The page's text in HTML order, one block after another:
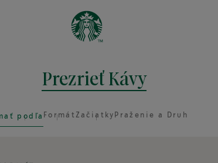
Prezrieť Kávy
podľa Formát Začiatky Praženie a Druh